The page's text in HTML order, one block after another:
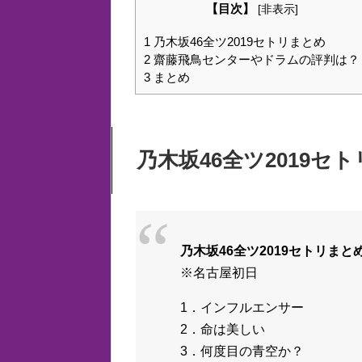
【目次】 [非表示]
1 乃木坂46全ツ2019セトリまとめ
2 齋藤飛鳥センターやドラムの評判は？
3 まとめ
乃木坂46全ツ2019セ
乃木坂46全ツ2019セトリまと
※名古屋初日
1．インフルエンサー
2．命は美しい
3．何度目の青空か？